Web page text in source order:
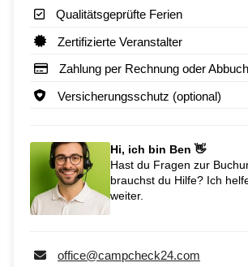
Qualitätsgeprüfte Ferien
Zertifizierte Veranstalter
Zahlung per Rechnung oder
Versicherungsschutz (optional)
Hi, ich bin Ben 👋
Hast du Fragen zur
brauchst du Hilfe? Ich
weiter.
office@campcheck24.com